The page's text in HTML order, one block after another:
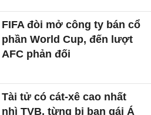
FIFA đòi mở công ty bán cổ
phần World Cup, đến lượt
AFC phản đối
Tài tử có cát-xê cao nhất
nhì TVB, từng bị bạn gái Á